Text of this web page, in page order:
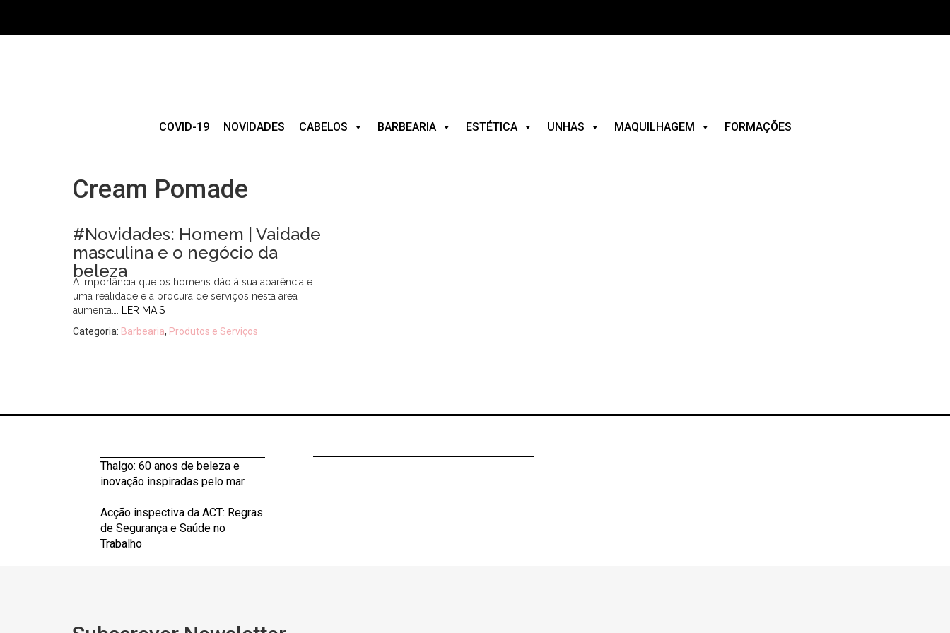
COVID-19 NOVIDADES CABELOS BARBEARIA ESTÉTICA UNHAS MAQUILHAGEM FORMAÇÕES
Cream Pomade
#Novidades: Homem | Vaidade
masculina e o negócio da
beleza
A importância que os homens dão à sua aparência é
uma realidade e a procura de serviços nesta área
aumenta….
LER MAIS
Categoria: Barbearia, Produtos e Serviços
Thalgo: 60 anos de beleza e
inovação inspiradas pelo mar
Acção inspectiva da ACT: Regras
de Segurança e Saúde no
Trabalho